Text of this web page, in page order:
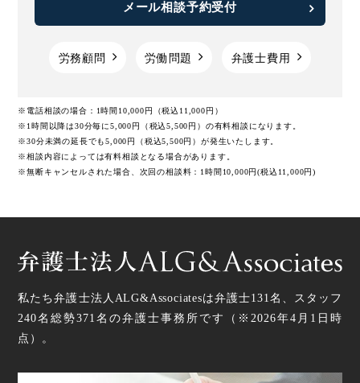
メール相談予約受付
労務顧問 労働問題 弁護士費用
※電話相談の場合：1時間10,000円（税込11,000円）
※1時間以降は30分毎に5,000円（税込5,500円）の有料相談になります。
※30分未満の延長でも5,000円（税込5,500円）が発生いたします。
※相談内容によっては有料相談となる場合があります。
※無断キャンセルされた場合、次回の相談料：1時間10,000円(税込11,000円)
私たち弁護士法人ALG&Associatesは弁護士131名、スタッフ
240名総勢371 名の弁護士事務所です（ ※2026年4月1日時
点 ）。